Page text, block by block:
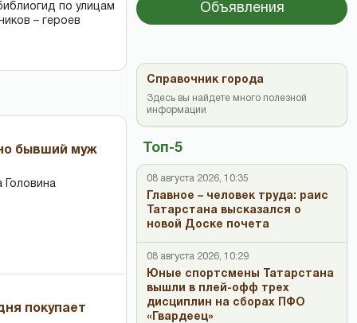
по улицам
– героев
бывший муж
покупает
Объявления
Топ-5
08 августа 2026, 10:35
Главное – человек труда: раис
Татарстана высказался о
новой Доске почета
08 августа 2026, 10:29
Юные спортсмены Татарстана
вышли в плей-офф трех
дисциплин на сборах ПФО
«Гвардеец»
Справочник города
Здесь вы найдете много полезной
информации